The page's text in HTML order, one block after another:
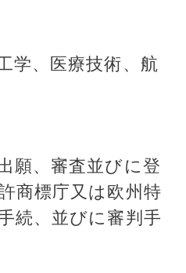
学、医療技術、航
願、審査並びに登
商標庁又は欧州特
続、並びに審判手